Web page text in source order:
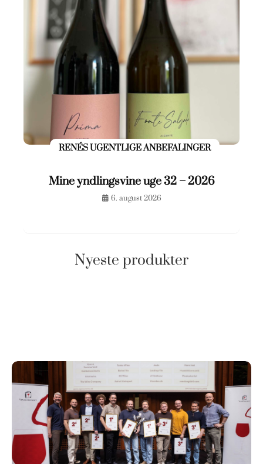
RENÉS UGENTLIGE ANBEFALINGER
Mine yndlingsvine uge 32 – 2026
6. august 2026
Nyeste produkter